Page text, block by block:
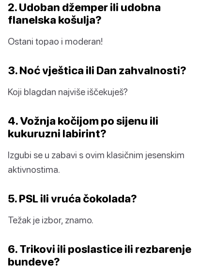
2. Udoban džemper ili udobna
flanelska košulja?
Ostani topao i moderan!
3. Noć vještica ili Dan zahvalnosti?
Koji blagdan najviše iščekuješ?
4. Vožnja kočijom po sijenu ili
kukuruzni labirint?
Izgubi se u zabavi s ovim klasičnim jesenskim
aktivnostima.
5. PSL ili vruća čokolada?
Težak je izbor, znamo.
6. Trikovi ili poslastice ili rezbarenje
bundeve?